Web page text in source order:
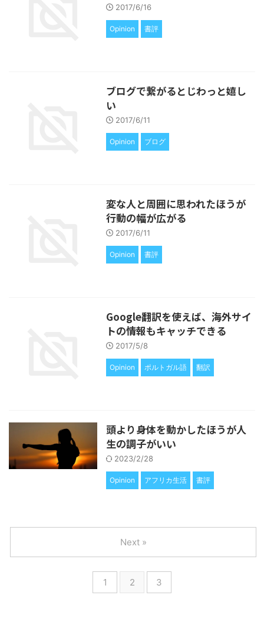
2017/6/16
Opinion 書評
ブログで繋がるとじわっと嬉し
い
2017/6/11
Opinion ブログ
変な人と周囲に思われたほうが
行動の幅が広がる
2017/6/11
Opinion 書評
Google翻訳を使えば、海外サイ
トの情報もキャッチできる
2017/5/8
Opinion ポルトガル語 翻訳
頭より身体を動かしたほうが人
生の調子がいい
2023/2/28
Opinion アフリカ生活 書評
1 2 3
Next »